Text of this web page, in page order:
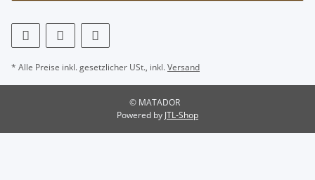
* Alle Preise inkl. gesetzlicher USt., inkl.Versand
© MATADOR
Powered by JTL-Shop